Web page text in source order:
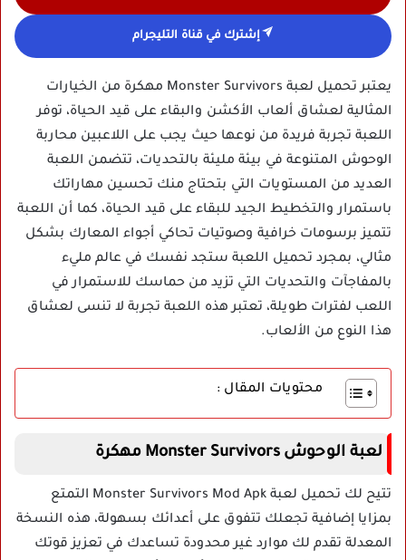
إشترك في قناة التليجرام
يعتبر تحميل لعبة Monster Survivors مهكرة من الخيارات
المثالية لعشاق ألعاب الأكشن والبقاء على قيد الحياة، توفر
اللعبة تجربة فريدة من نوعها حيث يجب على اللاعبين محاربة
الوحوش المتنوعة في بيئة مليئة بالتحديات، تتضمن اللعبة
العديد من المستويات التي بتحتاج منك تحسين مهاراتك
باستمرار والتخطيط الجيد للبقاء على قيد الحياة، كما أن اللعبة
تتميز برسومات خرافية وصوتيات تحاكي أجواء المعارك بشكل
مثالي، بمجرد تحميل اللعبة ستجد نفسك في عالم مليء
بالمفاجآت والتحديات التي تزيد من حماسك للاستمرار في
اللعب لفترات طويلة، تعتبر هذه اللعبة تجربة لا تنسى لعشاق
هذا النوع من الألعاب.
محتويات المقال :
لعبة الوحوش Monster Survivors مهكرة
تتيح لك تحميل لعبة Monster Survivors Mod Apk التمتع
بمزايا إضافية تجعلك تتفوق على أعدائك بسهولة، هذه النسخة
المعدلة تقدم لك موارد غير محدودة تساعدك في تعزيز قوتك